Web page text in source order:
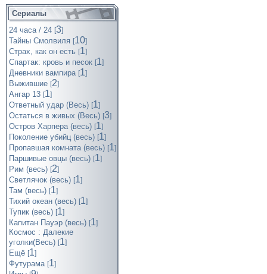
Сериалы
24 часа / 24 [3]
Тайны Смолвиля [10]
Страх, как он есть [1]
Спартак: кровь и песок [1]
Дневники вампира [1]
Выжившие [2]
Ангар 13 [1]
Ответный удар (Весь) [1]
Остаться в живых (Весь) [3]
Остров Харпера (весь) [1]
Поколение убийц (весь) [1]
Пропавшая комната (весь) [1]
Паршивые овцы (весь) [1]
Рим (весь) [2]
Светлячок (весь) [1]
Там (весь) [1]
Тихий океан (весь) [1]
Тупик (весь) [1]
Капитан Пауэр (весь) [1]
Космос : Далекие
уголки(Весь) [1]
Ещё [1]
Футурама [1]